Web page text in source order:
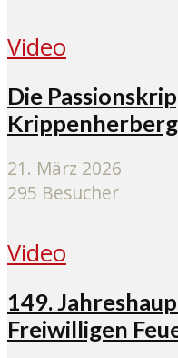
Video
Die
21. März 2026
295 Besucher
Video
149.
Freiwilligen